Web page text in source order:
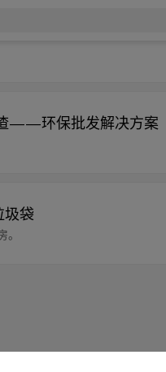
渣——环保批发解决方案
袋